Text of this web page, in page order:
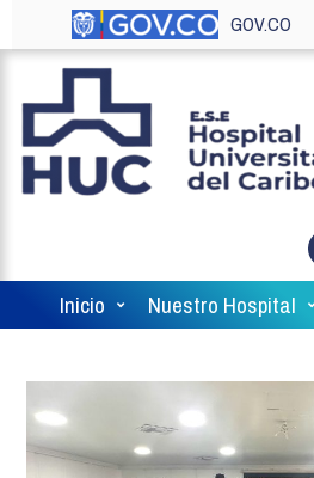
GOV.CO
Inicio Nuestro Hospital